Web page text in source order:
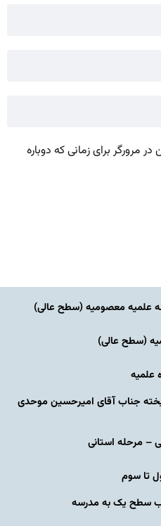
مرورگر برای زمانی که دوباره
علمیه معصومیه‌ (سطح عالی)
(سطح عالی)
علمیه
جناب آقای امیرحسین موحدی
– مرحله استانی
تا سوم
سطح یک به مدرسه